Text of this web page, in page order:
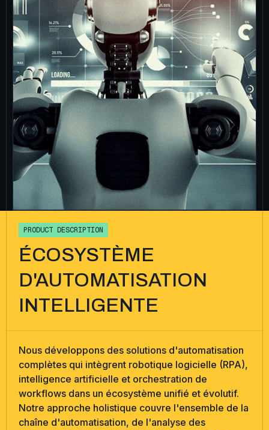
PRODUCT DESCRIPTION
ÉCOSYSTÈME
D'AUTOMATISATION
INTELLIGENTE
Nous développons des solutions d'automatisation
complètes qui intègrent robotique logicielle (RPA),
intelligence artificielle et orchestration de
workflows dans un écosystème unifié et évolutif.
Notre approche holistique couvre l'ensemble de la
chaîne d'automatisation, de l'analyse des